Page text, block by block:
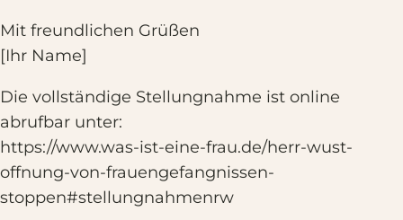
Mit freundlichen Grüßen
[Ihr Name]
Die vollständige Stellungnahme ist online
abrufbar unter:
https://www.was-ist-eine-frau.de/herr-wust-
offnung-von-frauengefangnissen-
stoppen#stellungnahmenrw